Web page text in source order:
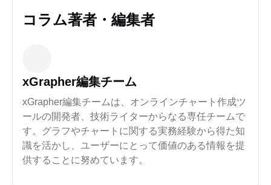
コラム著者・編集者
xGrapher編集チーム
xGrapher編集チームは、オンラインチャート作成ツ
ールの開発者、技術ライターからなる専任チームで
す。グラフやチャートに関する実務経験から得た知
識を活かし、ユーザーにとって価値のある情報を提
供することに努めています。